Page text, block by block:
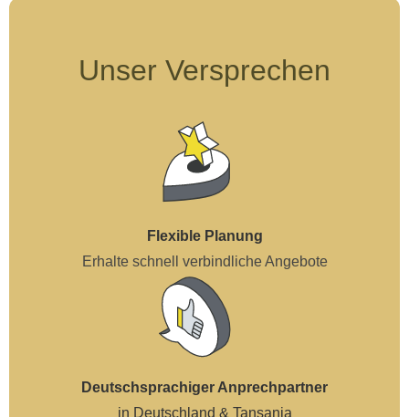
Unser Versprechen
Flexible Planung
Erhalte schnell verbindliche Angebote
Deutschsprachiger Anprechpartner
in Deutschland & Tansania